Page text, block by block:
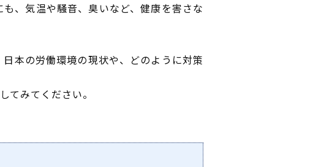
、気温や騒音、臭いなど、健康を害さな
本の労働環境の現状や、どのように対策
てみてください。